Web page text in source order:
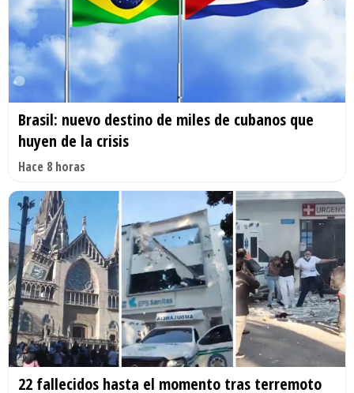
Brasil: nuevo destino de miles de cubanos que
huyen de la crisis
Hace 8 horas
22 fallecidos hasta el momento tras terremoto